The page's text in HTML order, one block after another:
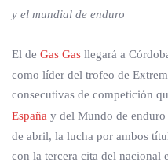
y el mundial de enduro
El de Gas Gas llegará a
como líder del trofeo de
consecutivas de competición
España y del Mundo de
de abril, la lucha por ambos
con la tercera cita del nacional